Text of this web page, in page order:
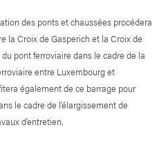
des ponts et chaussées procédera
la Croix de Gasperich et la Croix de
pont ferroviaire dans le cadre de la
entre Luxembourg et
également de ce barrage pour
le cadre de l’élargissement de
d’entretien.